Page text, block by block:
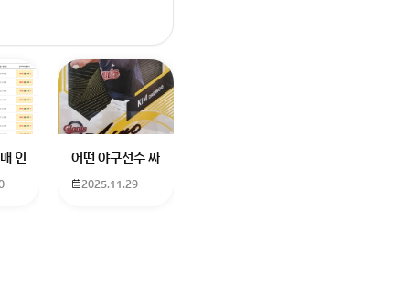
고 프로형은 많아서
에서 스타부문에서의 임영웅 순위 알고싶어요
고등학교 입학생인데요 지망하는 학교가 전주 한일고인데 1. 다자녀
인천공항에서 대전으로 가는 버스를 이용하려하는데 버스 노선이 인천
어떤 야구선수 싸인일까요? 제가 옛날에 롯데 자이언츠 선수
2025.11.29